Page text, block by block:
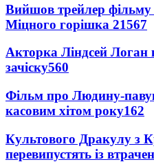
Вийшов трейлер фільму
Міцного горішка 21567
Акторка Ліндсей Логан
зачіску560
Фільм про Людину-
касовим хітом року162
Культового Дракулу з
перевипустять із